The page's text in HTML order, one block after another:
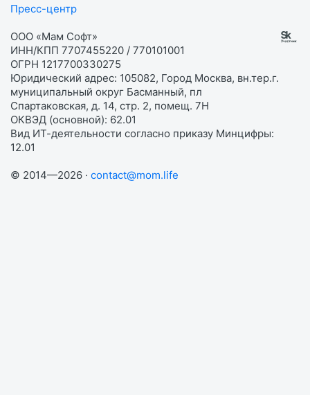
Пресс-центр
ООО «Мам Софт»
ИНН/КПП 7707455220 / 770101001
ОГРН 1217700330275
Юридический адрес: 105082, Город Москва, вн.тер.г.
муниципальный округ Басманный, пл
Спартаковская, д. 14, стр. 2, помещ. 7Н
ОКВЭД (основной): 62.01
Вид ИТ-деятельности согласно приказу Минцифры:
12.01
© 2014—2026 · contact@mom.life